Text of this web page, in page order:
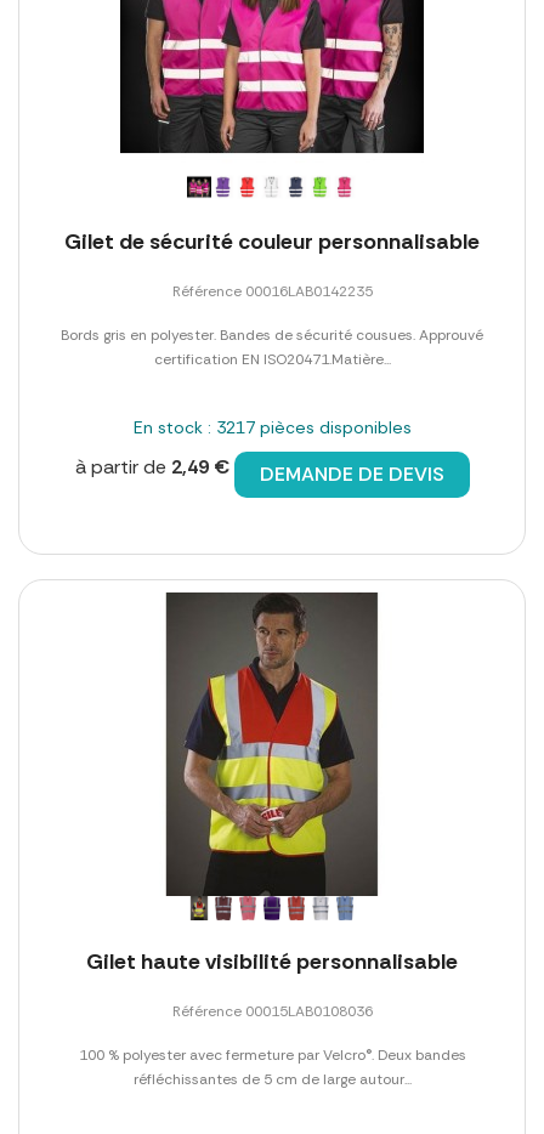
Gilet de sécurité couleur personnalisable
Référence 00016LAB0142235
Bords gris en polyester. Bandes de sécurité cousues. Approuvé
certification EN ISO20471.Matière...
En stock : 3217 pièces disponibles
à partir de 2,49 € DEMANDE DE DEVIS
Gilet haute visibilité personnalisable
Référence 00015LAB0108036
100 % polyester avec fermeture par Velcro®. Deux bandes
réfléchissantes de 5 cm de large autour...